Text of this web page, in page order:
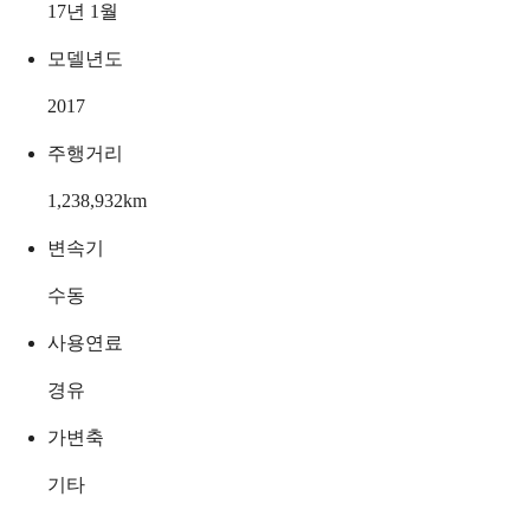
17년 1월
모델년도
2017
주행거리
1,238,932km
변속기
수동
사용연료
경유
가변축
기타